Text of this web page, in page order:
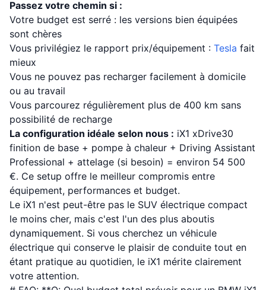
Passez votre chemin si :
Votre budget est serré : les versions bien équipées
sont chères
Vous privilégiez le rapport prix/équipement : Tesla fait
mieux
Vous ne pouvez pas recharger facilement à domicile
ou au travail
Vous parcourez régulièrement plus de 400 km sans
possibilité de recharge
La configuration idéale selon nous : iX1 xDrive30
finition de base + pompe à chaleur + Driving Assistant
Professional + attelage (si besoin) = environ 54 500
€. Ce setup offre le meilleur compromis entre
équipement, performances et budget.
Le iX1 n'est peut-être pas le SUV électrique compact
le moins cher, mais c'est l'un des plus aboutis
dynamiquement. Si vous cherchez un véhicule
électrique qui conserve le plaisir de conduite tout en
étant pratique au quotidien, le iX1 mérite clairement
votre attention.